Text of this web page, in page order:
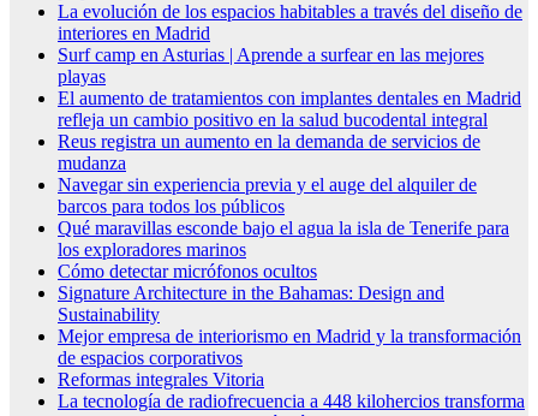
La evolución de los espacios habitables a través del diseño de
interiores en Madrid
Surf camp en Asturias | Aprende a surfear en las mejores
playas
El aumento de tratamientos con implantes dentales en Madrid
refleja un cambio positivo en la salud bucodental integral
Reus registra un aumento en la demanda de servicios de
mudanza
Navegar sin experiencia previa y el auge del alquiler de
barcos para todos los públicos
Qué maravillas esconde bajo el agua la isla de Tenerife para
los exploradores marinos
Cómo detectar micrófonos ocultos
Signature Architecture in the Bahamas: Design and
Sustainability
Mejor empresa de interiorismo en Madrid y la transformación
de espacios corporativos
Reformas integrales Vitoria
La tecnología de radiofrecuencia a 448 kilohercios transforma